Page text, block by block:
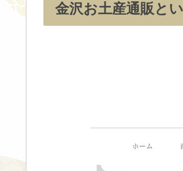
金沢お土産通販と